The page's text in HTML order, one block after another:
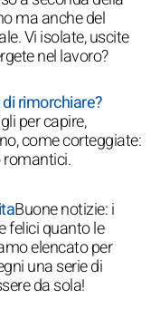
ma anche del
Vi isolate, uscite
nel lavoro?
rimorchiare?
per capire,
come corteggiate:
Buone notizie: i
felici quanto le
elencato per
una serie di
da sola!